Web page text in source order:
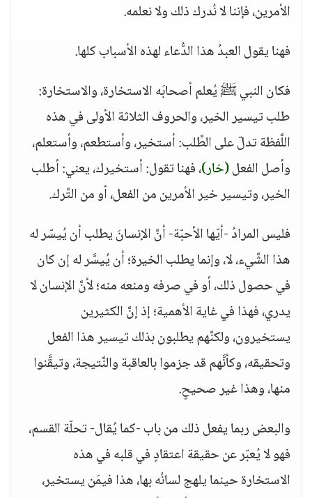
الأمرين، فإننا لا نُدرك ذلك ولا نعلمه.
فهنا يقول العبدُ هذا الدُّعاء لهذه الأسباب كلها.
فكان النبي ﷺ يُعلم أصحابَه الاستخارة، والاستخارة:
طلب تيسير الخير، والحروف الثلاثة الأولى في هذه
اللَّفظة تدلّ على الطَّلب: أستخير، وأستطعم، وأستعلم،
وأصل الفعل(خار)، فهنا تقول: أستخيرك، يعني: أطلب
الخير، وتيسير خير الأمرين من الفعل، أو من التَّرك.
فليس المرادُ -أيّها الأحبّة- أنَّ الإنسانَ يطلب أن يُيسّر له
هذا الشَّيء، لا، وإنما يطلب الخيرة؛ أن يُيسَّر له إن كان
في حصول ذلك، أو في صرفه ومنعه منه؛ لأنَّ الإنسان لا
يدري، فهذا في غاية الأهمية؛ إذ إنَّ الكثيرين
يستخيرون، ولكنَّهم يطلبون بذلك تيسير هذا الفعل
وتحقيقه، وكأنَّهم قد جزموا بالعاقبة والنَّتيجة، وتيقَّنوا
منها، وهذا غير صحيحٍ.
والبعض ربما يفعل ذلك من باب -كما يُقال- تحلّة القسم،
فهو لا يُعبّر عن حقيقة اعتقادٍ في قلبه في هذه
الاستخارة حينما يلهج لسانُه بها، هذا فيمَن يستخير،